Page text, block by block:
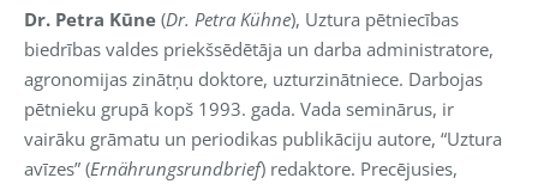
Dr. Petra Kūne (Dr. Petra Kühne), Uztura pētniecības
biedrības valdes priekšsēdētāja un darba administratore,
agronomijas zinātņu doktore, uzturzinātniece. Darbojas
pētnieku grupā kopš 1993. gada. Vada seminārus, ir
vairāku grāmatu un periodikas publikāciju autore, “Uztura
avīzes” (Ernährungsrundbrief) redaktore. Precējusies,